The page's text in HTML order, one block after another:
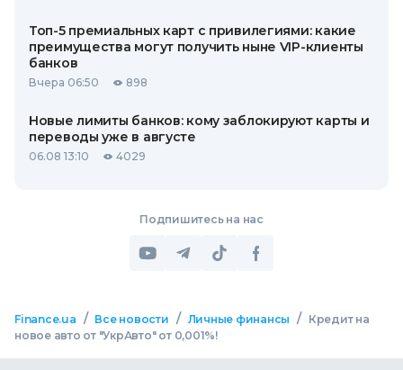
Топ-5 премиальных карт с привилегиями: какие
преимущества могут получить ныне VIP-клиенты
банков
Вчера 06:50 898
Новые лимиты банков: кому заблокируют карты и
переводы уже в августе
06.08 13:10 4029
Подпишитесь на нас
Finance.ua / Все новости / Личные финансы /
Кредит на
новое авто от "УкрАвто" от 0,001%!